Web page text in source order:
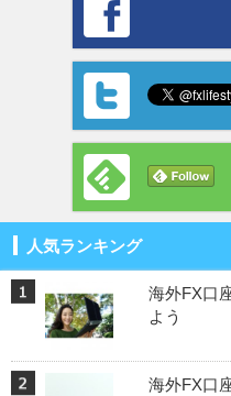
人気ランキング
海外FX口
よう
海外FX口